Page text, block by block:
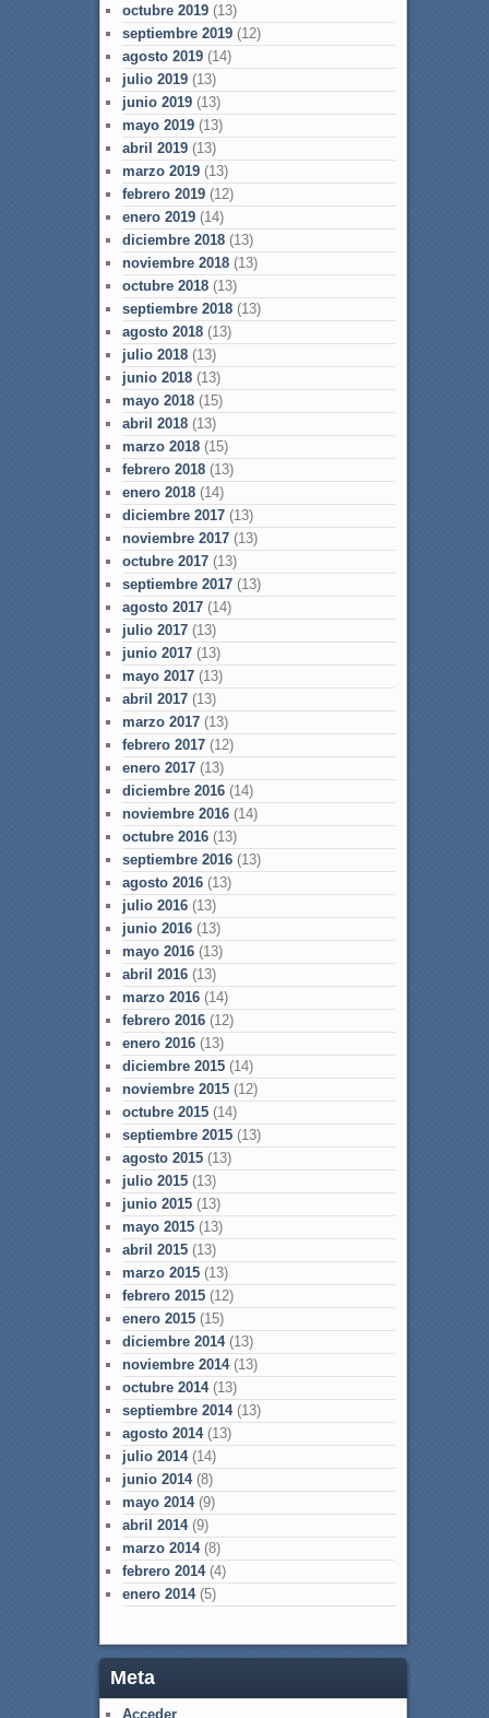
octubre 2019(13)
septiembre 2019(12)
agosto 2019(14)
julio 2019(13)
junio 2019(13)
mayo 2019(13)
abril 2019(13)
marzo 2019(13)
febrero 2019(12)
enero 2019(14)
diciembre 2018(13)
noviembre 2018(13)
octubre 2018(13)
septiembre 2018(13)
agosto 2018(13)
julio 2018(13)
junio 2018(13)
mayo 2018(15)
abril 2018(13)
marzo 2018(15)
febrero 2018(13)
enero 2018(14)
diciembre 2017(13)
noviembre 2017(13)
octubre 2017(13)
septiembre 2017(13)
agosto 2017(14)
julio 2017(13)
junio 2017(13)
mayo 2017(13)
abril 2017(13)
marzo 2017(13)
febrero 2017(12)
enero 2017(13)
diciembre 2016(14)
noviembre 2016(14)
octubre 2016(13)
septiembre 2016(13)
agosto 2016(13)
julio 2016(13)
junio 2016(13)
mayo 2016(13)
abril 2016(13)
marzo 2016(14)
febrero 2016(12)
enero 2016(13)
diciembre 2015(14)
noviembre 2015(12)
octubre 2015(14)
septiembre 2015(13)
agosto 2015(13)
julio 2015(13)
junio 2015(13)
mayo 2015(13)
abril 2015(13)
marzo 2015(13)
febrero 2015(12)
enero 2015(15)
diciembre 2014(13)
noviembre 2014(13)
octubre 2014(13)
septiembre 2014(13)
agosto 2014(13)
julio 2014(14)
junio 2014(8)
mayo 2014(9)
abril 2014(9)
marzo 2014(8)
febrero 2014(4)
enero 2014(5)
Meta
Acceder